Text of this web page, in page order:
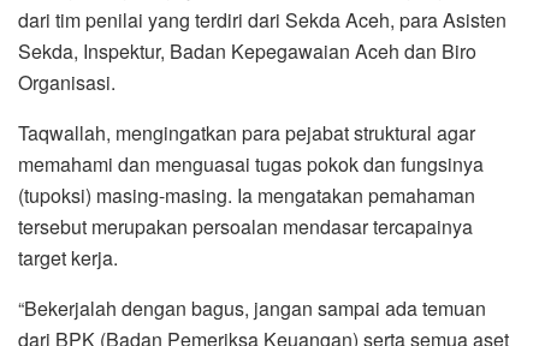
dari tim penilai yang terdiri dari Sekda Aceh, para Asisten
Sekda, Inspektur, Badan Kepegawaian Aceh dan Biro
Organisasi.
Taqwallah, mengingatkan para pejabat struktural agar
memahami dan menguasai tugas pokok dan fungsinya
(tupoksi) masing-masing. Ia mengatakan pemahaman
tersebut merupakan persoalan mendasar tercapainya
target kerja.
“Bekerjalah dengan bagus, jangan sampai ada temuan
dari BPK (Badan Pemeriksa Keuangan) serta semua aset